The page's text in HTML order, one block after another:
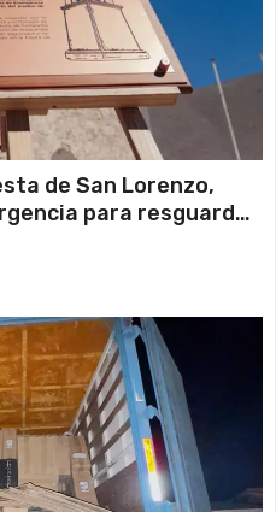
de San Lorenzo,
para resguardar